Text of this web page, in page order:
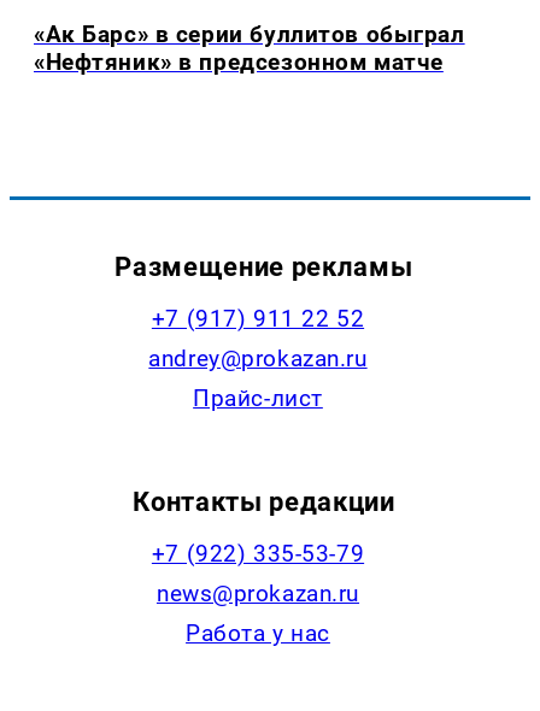
«Ак Барс» в серии буллитов обыграл
«Нефтяник» в предсезонном матче
Размещение рекламы
+7 (917) 911 22 52
andrey@prokazan.ru
Прайс-лист
Контакты редакции
+7 (922) 335-53-79
news@prokazan.ru
Работа у нас